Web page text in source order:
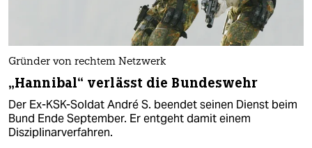
Gründer von rechtem Netzwerk
„Hannibal“ verlässt die Bundeswehr
Der Ex-KSK-Soldat André S. beendet seinen Dienst beim
Bund Ende September. Er entgeht damit einem
Disziplinarverfahren.